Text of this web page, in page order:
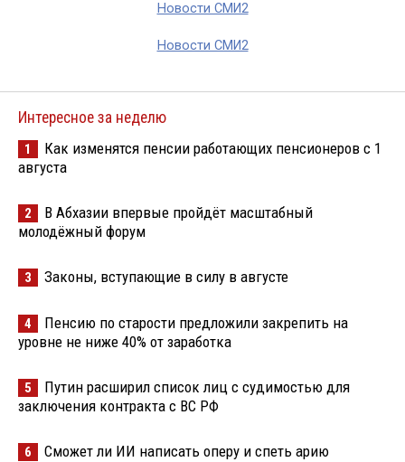
Новости СМИ2
Новости СМИ2
Интересное за неделю
1
Как изменятся пенсии работающих пенсионеров с 1
августа
2
В Абхазии впервые пройдёт масштабный
молодёжный форум
3 Законы, вступающие в силу в августе
4
Пенсию по старости предложили закрепить на
уровне не ниже 40% от заработка
5
Путин расширил список лиц с судимостью для
заключения контракта с ВС РФ
6 Сможет ли ИИ написать оперу и спеть арию